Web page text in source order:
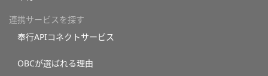
連携サービスを探す
奉行APIコネクトサービス
OBCが選ばれる理由